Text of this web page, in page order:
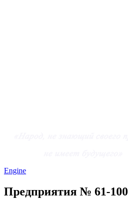
Engine
Предприятия № 61-100